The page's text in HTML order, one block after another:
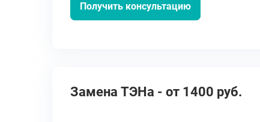
Получить консультацию
Замена ТЭНа - от 1400 руб.